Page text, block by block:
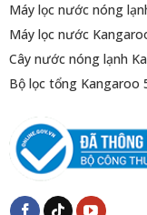
Máy lọc nước nóng
2025
Máy lọc nước
Cây nước nóng lạnh
2025
Bộ lọc tổng Kangaroo